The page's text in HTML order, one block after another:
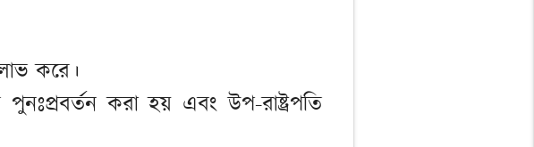
করে।
করা হয় এবং উপ-রাষ্ট্রপতি